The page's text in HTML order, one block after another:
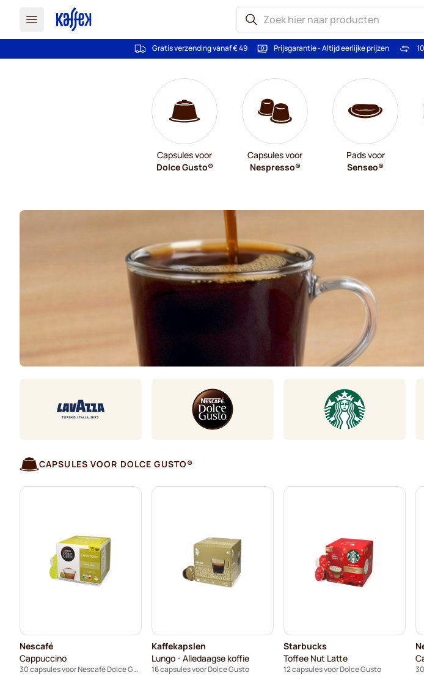
Gratis verzending vanaf € 49 Prijsgarantie - Altijd eerlijke prijzen
Capsules voor
Dolce Gusto®
Capsules voor
Nespresso®
Pads voor
Senseo®
CAPSULES VOOR DOLCE GUSTO®
Nescafé
Cappuccino
30 capsules voor Nescafé Dolce Gusto
Kaffekapslen
Lungo - Alledaagse koffie
16 capsules voor Dolce Gusto
Starbucks
Toffee Nut Latte
12 capsules voor Dolce Gusto